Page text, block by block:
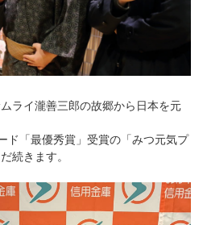
ライ瀧善三郎の故郷から日本を元
ド「最優秀賞」受賞の「みつ元気プ
続きます。